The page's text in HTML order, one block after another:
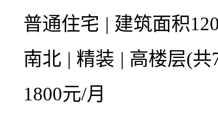
普通住宅 | 建筑面积
南北 | 精装 | 高楼层(
1800元/月